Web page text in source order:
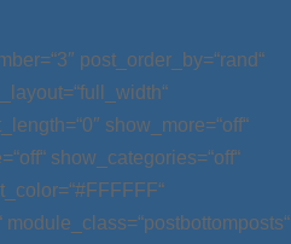
post_order_by=“rand“
show_more=“off“
show_categories=“off“